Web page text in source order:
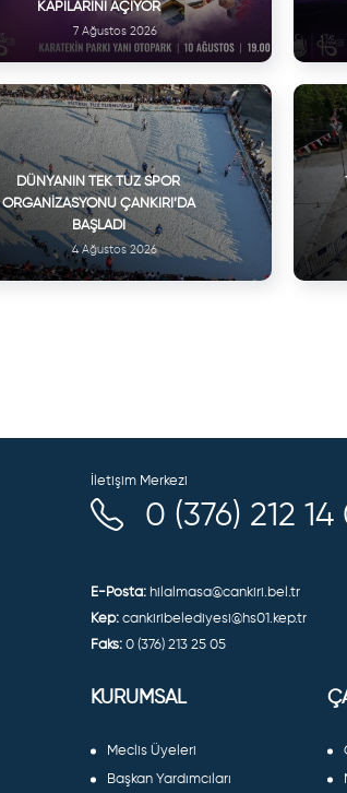
KAPILARINI AÇIYOR
7 Ağustos 2026
DÜNYANIN TEK TUZ SPOR
ORGANIZASYONU ÇANKIRI’DA
BAŞLADI
4 Ağustos 2026
İletişim Merkezi
0 (376) 212
E-Posta: hilalmasa@cankiri.bel.tr
Kep: cankiribelediyesi@hs01.kep.tr
Faks: 0 (376) 213 25 05
KURUMSAL
Meclis Üyeleri
Başkan Yardımcıları